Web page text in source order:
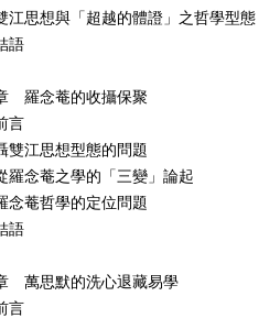
江思想與「超越的體證」之哲學型態
語
羅念菴的收攝保聚
言
雙江思想型態的問題
羅念菴之學的「三變」論起
念菴哲學的定位問題
語
萬思默的洗心退藏易學
言